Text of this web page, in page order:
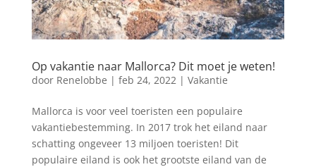
Op vakantie naar Mallorca? Dit moet je weten!
door Renelobbe | feb 24, 2022| Vakantie
Mallorca is voor veel toeristen een populaire
vakantiebestemming. In 2017 trok het eiland naar
schatting ongeveer 13 miljoen toeristen! Dit
populaire eiland is ook het grootste eiland van de